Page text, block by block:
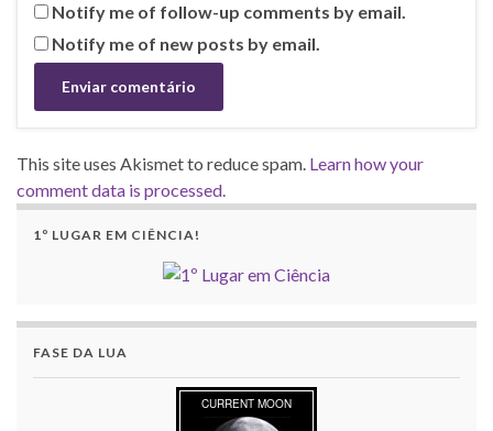
Notify me of follow-up comments by email.
Notify me of new posts by email.
This site uses Akismet to reduce spam. Learn how your
comment data is processed.
1º LUGAR EM CIÊNCIA!
FASE DA LUA